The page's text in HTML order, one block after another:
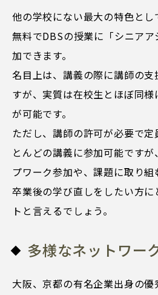
他の学校にない最大の特色とし
無料でDBSの授業に「シニア
加できます。
名目上は、講義の際に講師の
すが、実質は在校生とほぼ同
が可能です。
ただし、講師の許可が必要で
とんどの講義に参加可能です
プワーク参加や、課題に取り組
卒業後の学び直しをしたい方に
トと言えるでしょう。
多様なネットワー
大阪、京都の有名企業出身の